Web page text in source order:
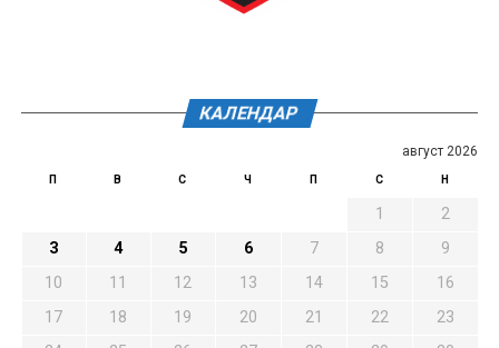
КАЛЕНДАР
август 2026
П В С Ч П С Н
1
2
3
4 5 6 7 8
9
10
11 12 13 14 15
16
17
18 19 20 21 22
23